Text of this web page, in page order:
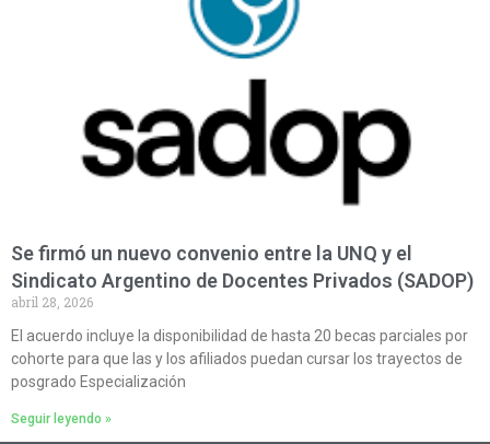
Se firmó un nuevo convenio entre la UNQ y el
Sindicato Argentino de Docentes Privados (SADOP)
abril 28, 2026
El acuerdo incluye la disponibilidad de hasta 20 becas parciales por
cohorte para que las y los afiliados puedan cursar los trayectos de
posgrado Especialización
Seguir leyendo »